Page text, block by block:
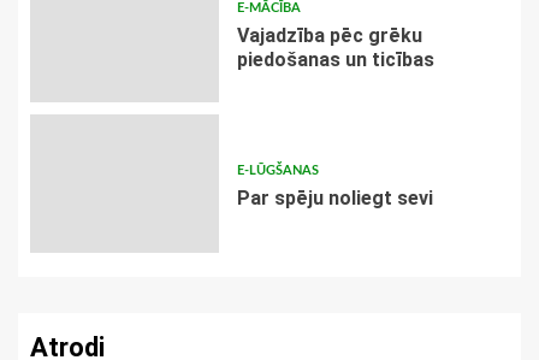
E-MĀCĪBA
Vajadzība pēc grēku
piedošanas un ticības
E-LŪGŠANAS
Par spēju noliegt sevi
Atrodi